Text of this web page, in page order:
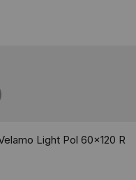
Light Pol 60x120 R